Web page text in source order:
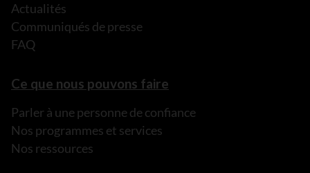
Actualités
Communiqués de presse
FAQ
Ce que nous pouvons faire
Parler à une personne de confiance
Nos programmes et services
Nos ressources